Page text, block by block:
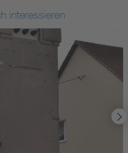
interessieren